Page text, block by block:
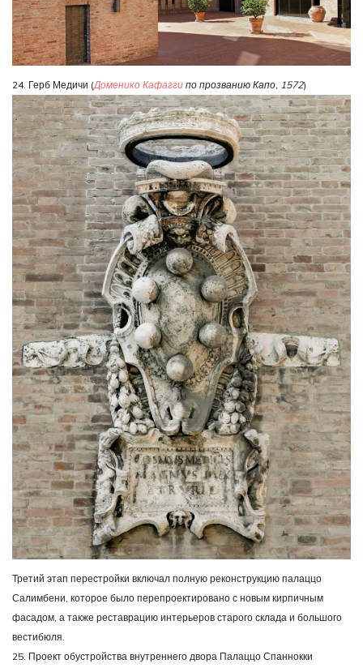
24. Герб Медичи (Доменико Кафагги по прозванию Капо, 1572)
Третий этап перестройки включал полную реконструкцию палаццо
Салимбени, которое было перепроектировано с новым кирпичным
фасадом, а также реставрацию интерьеров старого склада и большого
вестибюля.
25. Проект обустройства внутреннего двора Палаццо Спаннокки